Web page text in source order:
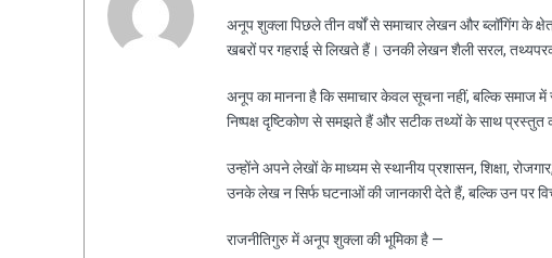
अनूप शुक्ला पिछले तीन वर्षों से समाचार लेखन और ब्लॉगिंग के
खबरों पर गहराई से लिखते हैं। उनकी लेखन शैली सरल,
अनूप का मानना है कि समाचार केवल सूचना नहीं, बल्कि समाज
निष्पक्ष दृष्टिकोण से समझते हैं और सटीक तथ्यों के साथ प्रस्तुत
उन्होंने अपने लेखों के माध्यम से स्थानीय प्रशासन, शिक्षा,
उनके लेख न सिर्फ घटनाओं की जानकारी देते हैं, बल्कि उन पर
राजनीतिगुरु में अनूप शुक्ला की भूमिका है —